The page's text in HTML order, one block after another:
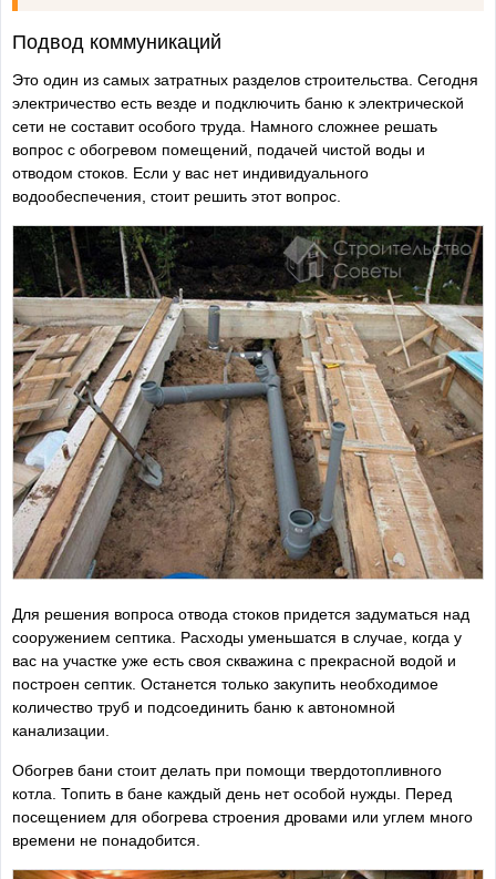
Подвод коммуникаций
Это один из самых затратных разделов строительства. Сегодня
электричество есть везде и подключить баню к электрической
сети не составит особого труда. Намного сложнее решать
вопрос с обогревом помещений, подачей чистой воды и
отводом стоков. Если у вас нет индивидуального
водообеспечения, стоит решить этот вопрос.
Для решения вопроса отвода стоков придется задуматься над
сооружением септика. Расходы уменьшатся в случае, когда у
вас на участке уже есть своя скважина с прекрасной водой и
построен септик. Останется только закупить необходимое
количество труб и подсоединить баню к автономной
канализации.
Обогрев бани стоит делать при помощи твердотопливного
котла. Топить в бане каждый день нет особой нужды. Перед
посещением для обогрева строения дровами или углем много
времени не понадобится.